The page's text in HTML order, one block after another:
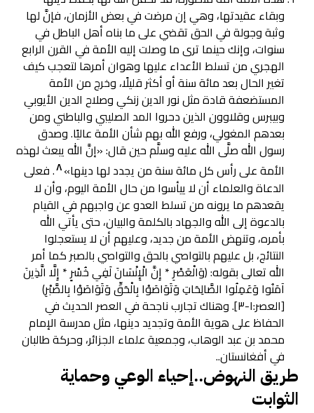
وبقاء عقيدتها، وهي إن مرضت في بعض الأزمان، فإنَّ لها
وثبة وجولة في الحق تقضي على ما بناه أهل الباطل في
سنوات، وإنك حينما ترى ما وصلت إليه الأمة في القرن الرابع
الهجري من تسلط الأعداء عليها وهوان أمرها لتعجب كيف
تغير الحال بعد مائة سنة أو أكثر قليلًا، وخرج من الأمة
المستضعفة قادة مثل نور الدين زنكي وصلاح الدين الأيوبي
وبيبرس وقلاوون الذين دحروا المد الصليبي والباطني ومن
بعدهم المغولي، ورفع الله بهم شأن الأمة عاليًا. وصدق
رسول الله صلَّى الله عليه وسلَّم حين قال: «إنَّ الله يبعث لهذه
الأمة على رأس كل مائة سنة من يجدد لها دينها»٨. فعلى
الدعاة والعلماء أن لا ييأسوا من حال الأمة اليوم، وأن لا
يقعدهم ما يرونه من تسلط العدو عن واجبهم في القيام
بالدعوة إلى الله والجهاد بالكلمة والبيان، حتى يأتي الله
بأمره، وتنهض الأمة من جديد، وعليهم أن لا يستعجلوا
النتائج، بل عليهم بالتواصي بالحق والتواصي بالصبر كما أمر
الله تعالى بقوله: ﴿وَالْعَصْرِ * إِنَّ الْإِنْسَانَ لَفِي خُسْرٍ * إِلَّا الَّذِينَ
آمَنُوا وَعَمِلُوا الصَّالِحَاتِ وَتَوَاصَوْا بِالْحَقِّ وَتَوَاصَوْا بِالصَّبْرِ﴾
[العصر:١-٣]. وهناك تجارب ناجحة في العصر الحديث في
الحفاظ على هوية الأمة وتجديد دينها، مثل مدرسة الإمام
محمد بن عبد الوهاب، وجمعية علماء الجزائر، وحركة طالبان
في أفغانستان..
طريق النهوض..إحياء الوعي وحماية
الثوابت